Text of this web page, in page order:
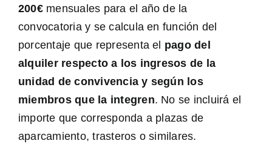
200€mensuales para el año de la
convocatoria y se calcula en función del
porcentaje que representa el pago del
alquiler respecto a los ingresos de la
unidad de convivencia y según los
miembros que la integren. No se incluirá el
importe que corresponda a plazas de
aparcamiento, trasteros o similares.